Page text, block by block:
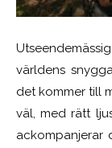
världens
det kommer till
väl, med rätt
ackompanjerar